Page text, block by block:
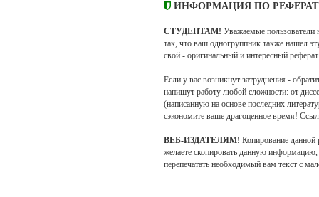
ИНФОРМАЦИЯ ПО
СТУДЕНТАМ! Уважаемые
так, что ваш одногруппник также нашел
свой - оригинальный и интересный
Если у вас возникнут затруднения -
напишут работу любой сложности: от
(написанную на основе последних
сэкономите ваше драгоценное время!
ВЕБ-ИЗДАТЕЛЯМ! Копирование данной
желаете скопировать данную
перепечатать необходимый вам текст с